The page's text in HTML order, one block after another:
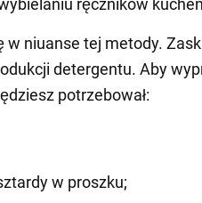
ręczników
w niuanse tej metody.
detergentu. Aby
potrzebował:
w proszku;